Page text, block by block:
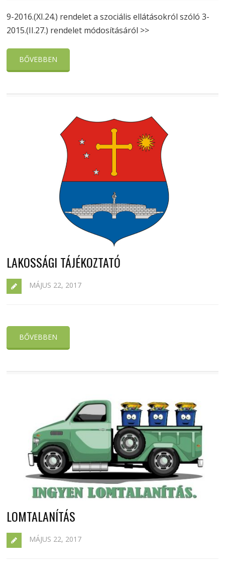
9-2016.(XI.24.) rendelet a szociális ellátásokról szóló 3-
2015.(II.27.) rendelet módosításáról >>
BŐVEBBEN
LAKOSSÁGI TÁJÉKOZTATÓ
MÁJUS 22, 2017
BŐVEBBEN
LOMTALANÍTÁS
MÁJUS 22, 2017